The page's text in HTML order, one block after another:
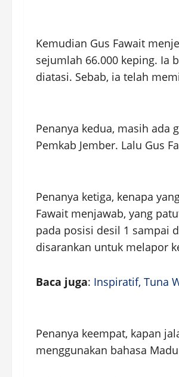
Kemudian Gus Fawait
sejumlah 66.000 keping. Ia
diatasi. Sebab, ia telah
Penanya kedua, masih
Pemkab Jember. Lalu Gus
Penanya ketiga, kenapa
Fawait menjawab, yang
pada posisi desil 1 sampai
disarankan untuk melapor
Baca juga: Inspiratif, Tuna
Penanya keempat, kapan
menggunakan bahasa